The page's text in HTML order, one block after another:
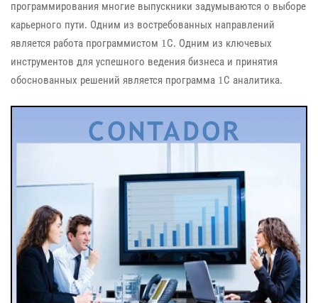
программирования многие выпускники задумываются о выборе
карьерного пути. Одним из востребованных направлений
является работа программистом 1С. Одним из ключевых
инструментов для успешного ведения бизнеса и принятия
обоснованных решений является программа 1С аналитика.